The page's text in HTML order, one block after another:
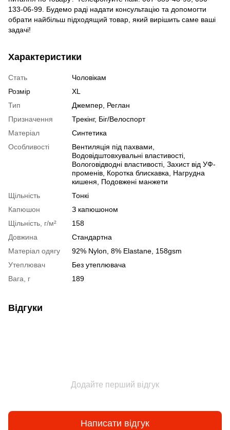
133-06-99. Будемо раді надати консультацію та допомогти
обрати найбільш підходящий товар, який вирішить саме ваші
задачі!
Характеристики
Стать
Чоловікам
Розмір
XL
Тип
Джемпер, Реглан
Призначення
Трекінг, Біг/Велоспорт
Матеріал
Синтетика
Особливості
Вентиляція під пахвами,
Водовідштовхувальні властивості,
Вологовідводні властивості, Захист від УФ-
променів, Коротка блискавка, Нагрудна
кишеня, Подовжені манжети
Щільність
Тонкі
Капюшон
З капюшоном
Щільність, г/м²
158
Довжина
Стандартна
Матеріал одягу
92% Nylon, 8% Elastane, 158gsm
Утеплювач
Без утеплювача
Вага, г
189
Відгуки
Додайте перший відгук
Написати відгук